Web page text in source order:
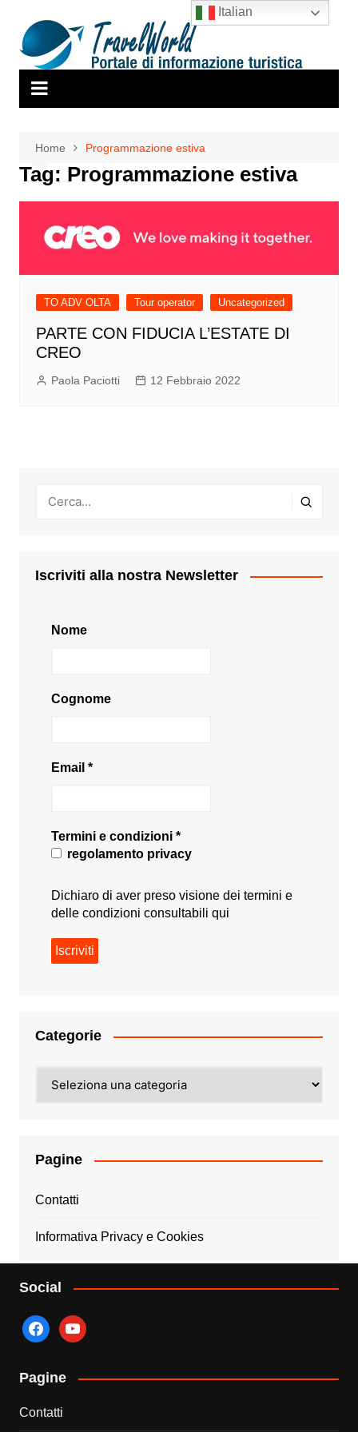
contenuto
Home Programmazione estiva
Tag: Programmazione estiva
TO ADV OLTA Tour operator Uncategorized
PARTE CON FIDUCIA L’ESTATE DI
CREO
Paola Paciotti 12 Febbraio 2022
Iscriviti alla nostra Newsletter
Nome
Cognome
Email *
Termini e condizioni *
regolamento privacy
Dichiaro di aver preso visione dei termini e
delle condizioni consultabili qui
Categorie
Pagine
Contatti
Informativa Privacy e Cookies
Social
facebookyoutube
Pagine
Contatti
Italian